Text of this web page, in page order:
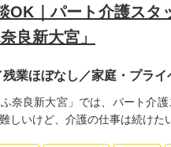
OK｜パート介護ス
良新大宮」
業ほぼなし／家庭・プラ
ふ奈良新大宮」では、パート介
しいけど、介護の仕事は続けた